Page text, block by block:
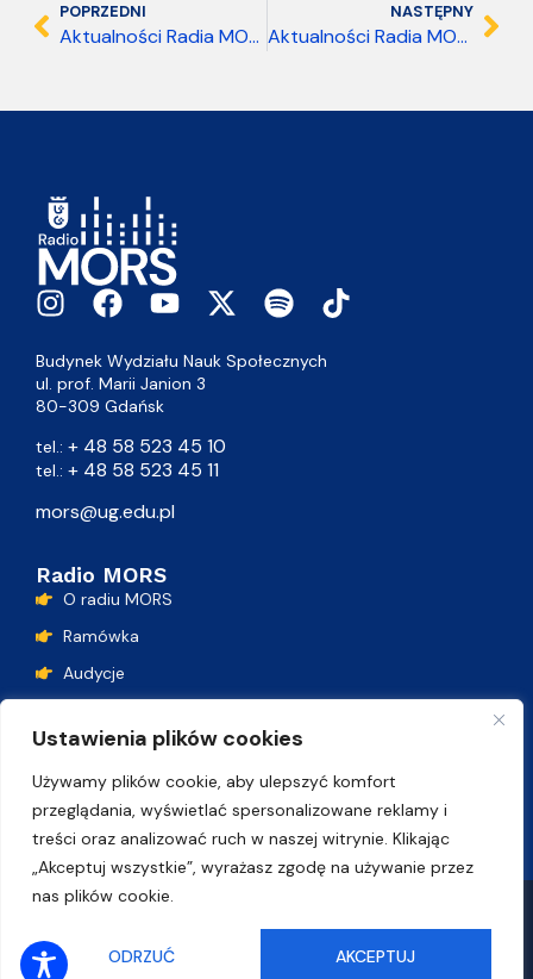
Ustawienia plików cookies
Używamy plików cookie, aby ulepszyć komfort
przeglądania, wyświetlać spersonalizowane reklamy i
treści oraz analizować ruch w naszej witrynie. Klikając
„Akceptuj wszystkie”, wyrażasz zgodę na używanie przez
nas plików cookie.
ODRZUĆ AKCEPTUJ
SŁUCHAJ ONLINE
POPRZEDNI
Aktualności Radia MORS 02.06.2026 18:00
NASTĘPNY
Aktualności Radia MORS 03.06.2026 15:00
Budynek Wydziału Nauk Społecznych
ul. prof. Marii Janion 3
80-309 Gdańsk
tel.: + 48 58 523 45 10
tel.: + 48 58 523 45 11
mors@ug.edu.pl
Radio MORS
O radiu MORS
Ramówka
Audycje
Lista przebojów
Kontakt